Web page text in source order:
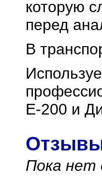
которую
перед
В
Е-200 и
Пока нет